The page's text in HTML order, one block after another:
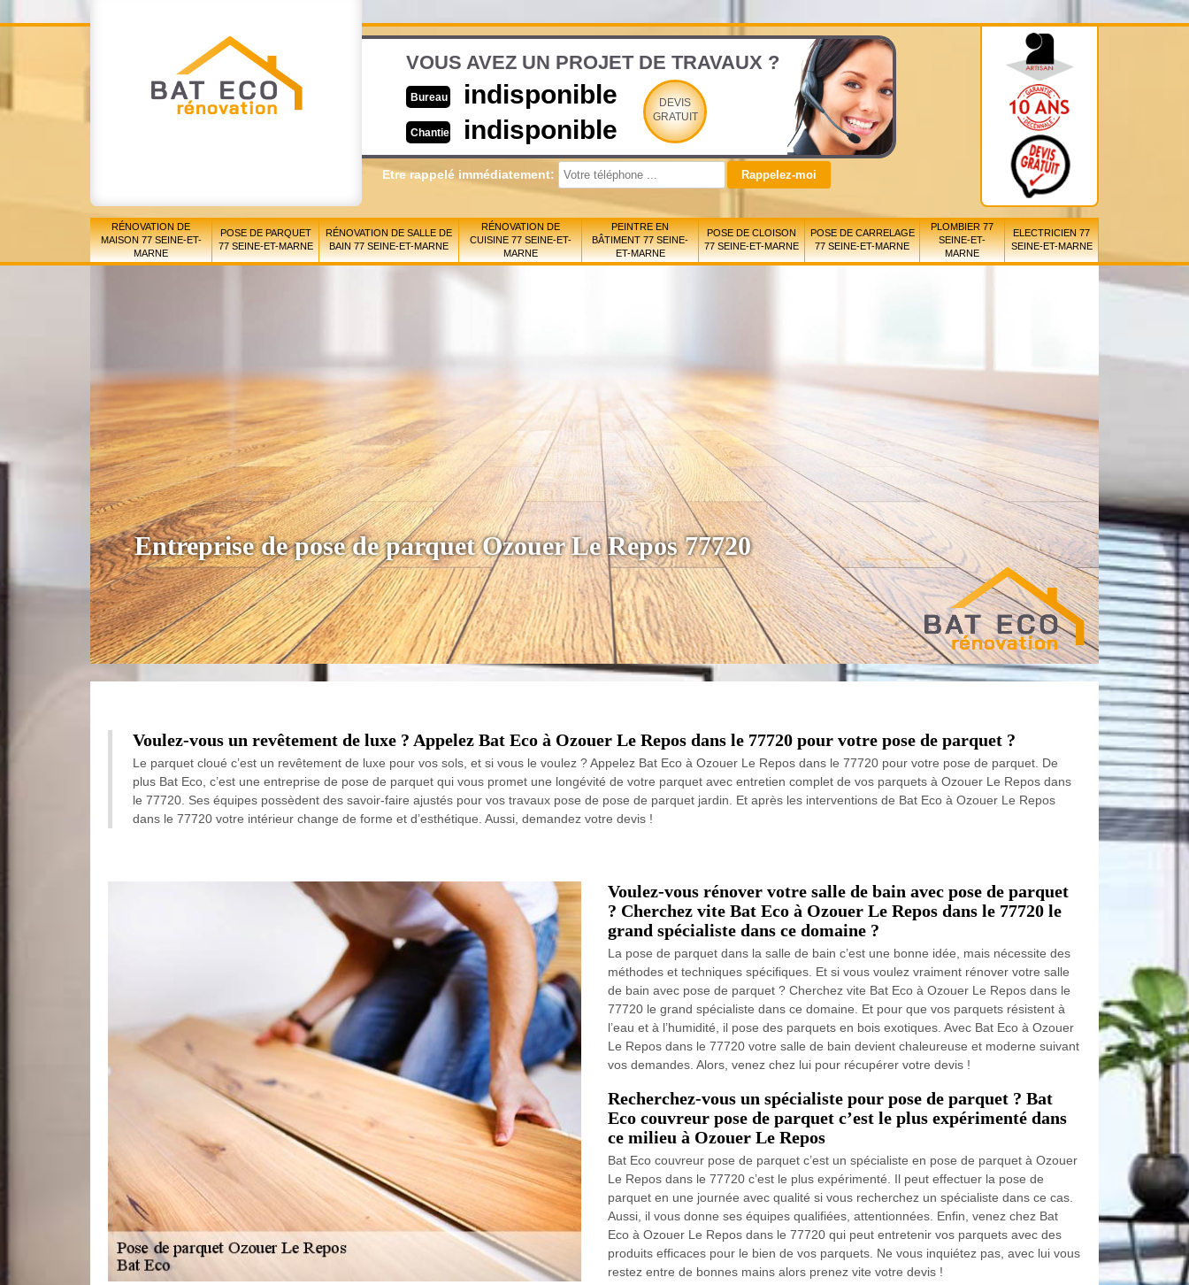
VOUS AVEZ UN PROJET DE TRAVAUX ?
Bureau indisponible
Chantier indisponible
DEVIS
GRATUIT
Etre rappelé immédiatement:
RÉNOVATION DE
MAISON 77 SEINE-ET-
MARNE
POSE DE PARQUET
77 SEINE-ET-MARNE
RÉNOVATION DE SALLE DE
BAIN 77 SEINE-ET-MARNE
RÉNOVATION DE
CUISINE 77 SEINE-ET-
MARNE
PEINTRE EN
BÂTIMENT 77 SEINE-
ET-MARNE
POSE DE CLOISON
77 SEINE-ET-MARNE
POSE DE CARRELAGE
77 SEINE-ET-MARNE
PLOMBIER 77
SEINE-ET-
MARNE
ELECTRICIEN 77
SEINE-ET-MARNE
Entreprise de pose de parquet Ozouer Le Repos 77720
Voulez-vous un revêtement de luxe ? Appelez Bat Eco à Ozouer Le Repos dans le 77720 pour votre pose de parquet ?
Le parquet cloué c’est un revêtement de luxe pour vos sols, et si vous le voulez ? Appelez Bat Eco à Ozouer Le Repos dans le 77720 pour votre pose de parquet. De
plus Bat Eco, c’est une entreprise de pose de parquet qui vous promet une longévité de votre parquet avec entretien complet de vos parquets à Ozouer Le Repos dans
le 77720. Ses équipes possèdent des savoir-faire ajustés pour vos travaux pose de pose de parquet jardin. Et après les interventions de Bat Eco à Ozouer Le Repos
dans le 77720 votre intérieur change de forme et d’esthétique. Aussi, demandez votre devis !
Voulez-vous rénover votre salle de bain avec pose de parquet
? Cherchez vite Bat Eco à Ozouer Le Repos dans le 77720 le
grand spécialiste dans ce domaine ?
La pose de parquet dans la salle de bain c’est une bonne idée, mais nécessite des
méthodes et techniques spécifiques. Et si vous voulez vraiment rénover votre salle
de bain avec pose de parquet ? Cherchez vite Bat Eco à Ozouer Le Repos dans le
77720 le grand spécialiste dans ce domaine. Et pour que vos parquets résistent à
l’eau et à l’humidité, il pose des parquets en bois exotiques. Avec Bat Eco à Ozouer
Le Repos dans le 77720 votre salle de bain devient chaleureuse et moderne suivant
vos demandes. Alors, venez chez lui pour récupérer votre devis !
Recherchez-vous un spécialiste pour pose de parquet ? Bat
Eco couvreur pose de parquet c’est le plus expérimenté dans
ce milieu à Ozouer Le Repos
Bat Eco couvreur pose de parquet c’est un spécialiste en pose de parquet à Ozouer
Le Repos dans le 77720 c’est le plus expérimenté. Il peut effectuer la pose de
parquet en une journée avec qualité si vous recherchez un spécialiste dans ce cas.
Aussi, il vous donne ses équipes qualifiées, attentionnées. Enfin, venez chez Bat
Eco à Ozouer Le Repos dans le 77720 qui peut entretenir vos parquets avec des
produits efficaces pour le bien de vos parquets. Ne vous inquiétez pas, avec lui vous
restez entre de bonnes mains alors prenez vite votre devis !